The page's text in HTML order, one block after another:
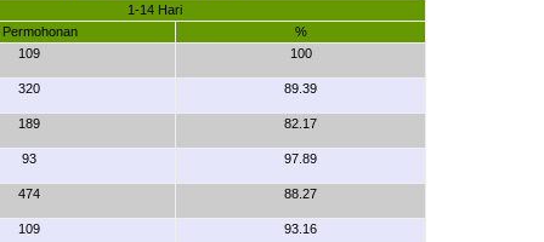
1-14 Hari
Permohonan
%
109
100
320 89.39
189 82.17
93 97.89
474 88.27
109 93.16